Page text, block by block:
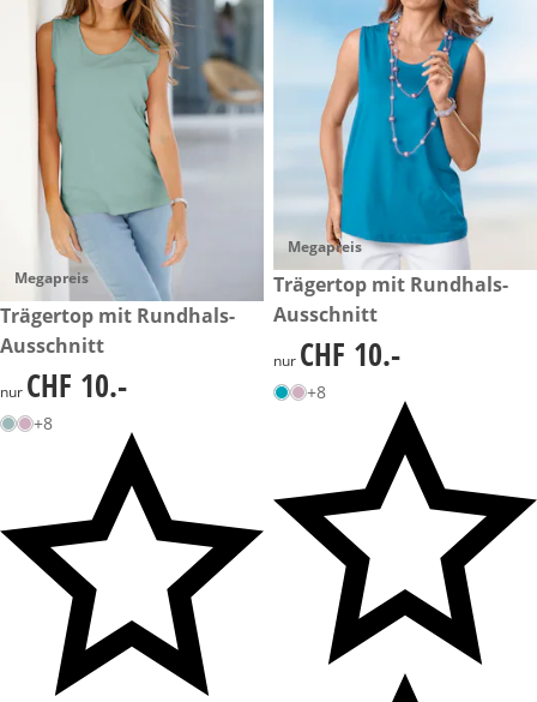
Megapreis
CHF 10.-
Trägertop mit Rundhals-
Ausschnitt
CHF 10.-
nur CHF 10.-
+8
Megapreis
CHF 10.-
Trägertop mit Rundhals-
Ausschnitt
CHF 10.-
nur CHF 10.-
+8